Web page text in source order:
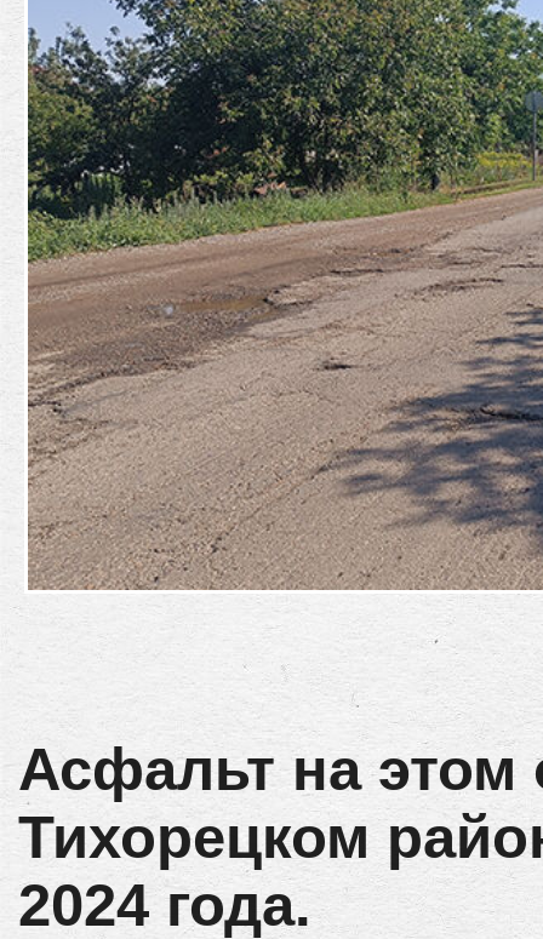
Асфальт на этом
Тихорецком
2024 года.